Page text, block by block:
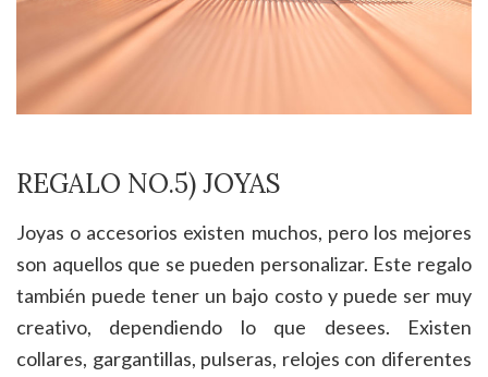
REGALO NO.5) JOYAS
Joyas o accesorios existen muchos, pero los mejores
son aquellos que se pueden personalizar. Este regalo
también puede tener un bajo costo y puede ser muy
creativo, dependiendo lo que desees. Existen
collares, gargantillas, pulseras, relojes con diferentes